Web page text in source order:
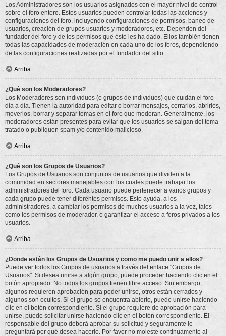
Los Administradores son los usuarios asignados con el mayor nivel de control
sobre el foro entero. Estos usuarios pueden controlar todas las acciones y
configuraciones del foro, incluyendo configuraciones de permisos, baneo de
usuarios, creación de grupos usuarios y moderadores, etc. Dependen del
fundador del foro y de los permisos que éste les ha dado. Ellos también tienen
todas las capacidades de moderación en cada uno de los foros, dependiendo
de las configuraciones realizadas por el fundador del sitio.
Arriba
¿Qué son los Moderadores?
Los Moderadores son individuos (o grupos de individuos) que cuidan el foro
día a día. Tienen la autoridad para editar o borrar mensajes, cerrarlos, abrirlos,
moverlos, borrar y separar temas en el foro que moderan. Generalmente, los
moderadores están presentes para evitar que los usuarios se salgan del tema
tratado o publiquen spam y/o contenido malicioso.
Arriba
¿Qué son los Grupos de Usuarios?
Los Grupos de Usuarios son conjuntos de usuarios que dividen a la
comunidad en sectores manejables con los cuales puede trabajar los
administradores del foro. Cada usuario puede pertenecer a varios grupos y
cada grupo puede tener diferentes permisos. Esto ayuda, a los
administradores, a cambiar los permisos de muchos usuarios a la vez, tales
como los permisos de moderador, o garantizar el acceso a foros privados a los
usuarios.
Arriba
¿Donde están los Grupos de Usuarios y como me puedo unir a ellos?
Puede ver todos los Grupos de usuarios a través del enlace "Grupos de
Usuarios". Si desea unirse a algún grupo, puede proceder haciendo clic en el
botón apropiado. No todos los grupos tienen libre acceso. Sin embargo,
algunos requieren aprobación para poder unirse, otros están cerrados y
algunos son ocultos. Si el grupo se encuentra abierto, puede unirse haciendo
clic en el botón correspondiente. Si el grupo requiere de aprobación para
unirse, puede solicitar unirse haciendo clic en el botón correspondiente. El
responsable del grupo deberá aprobar su solicitud y seguramente le
preguntará por qué desea hacerlo. Por favor no moleste continuamente al